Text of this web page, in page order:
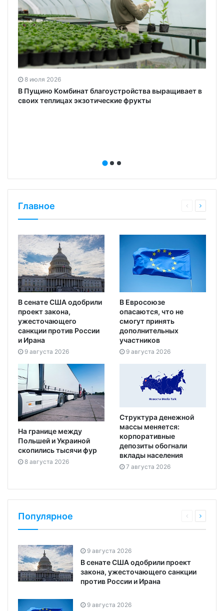
8 июля 2026
В Пущино Комбинат благоустройства выращивает в
своих теплицах экзотические фрукты
Главное
В сенате США одобрили
проект закона,
ужесточающего
санкции против России
и Ирана
9 августа 2026
В Евросоюзе
опасаются, что не
смогут принять
дополнительных
участников
9 августа 2026
На границе между
Польшей и Украиной
скопились тысячи фур
8 августа 2026
Структура денежной
массы меняется:
корпоративные
депозиты обогнали
вклады населения
7 августа 2026
Популярное
9 августа 2026
В сенате США одобрили проект
закона, ужесточающего санкции
против России и Ирана
9 августа 2026